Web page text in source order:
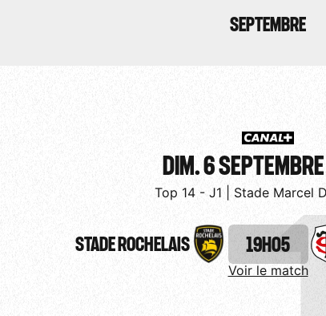
SEPTEMBRE
DIM. 6
Top 14 - J1 | Stade Marcel
STADE ROCHELAIS 19H05
Voir le match